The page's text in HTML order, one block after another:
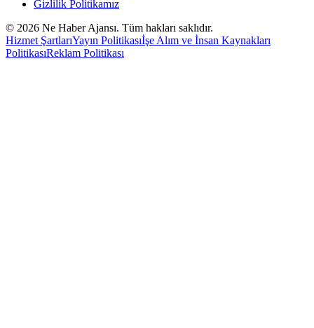
Gizlilik Politikamız
© 2026 Ne Haber Ajansı. Tüm hakları saklıdır.
Hizmet ŞartlarıYayın Politikasıİşe Alım ve İnsan Kaynakları
PolitikasıReklam Politikası